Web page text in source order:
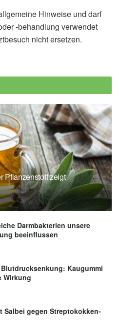
new salivary gland
Bernadette S.de Bakker,
u.a.: The tubarial
A potential new organ at risk
in: Radiotherapy &
sciencedirect.com
Hinweise und darf
-behandlung verwendet
nicht ersetzen.
Pflanzenstoff zeigt
Darmbakterien unsere
beeinflussen
Kaugummi
Wirkung
Salbei gegen Streptokokken-